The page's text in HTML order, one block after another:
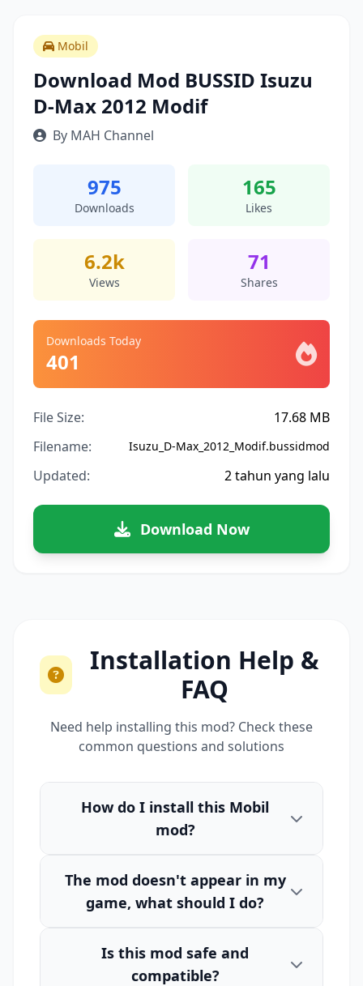
Mobil
Download Mod BUSSID Isuzu
D-Max 2012 Modif
By MAH Channel
975
Downloads
165
Likes
6.2k
Views
71
Shares
Downloads Today
401
File Size:
17.68 MB
Filename:
Isuzu_D-Max_2012_Modif.bussidmod
Updated: 2 tahun yang lalu
Download Now
Installation Help &
FAQ
Need help installing this mod? Check these
common questions and solutions
How do I install this Mobil
mod?
The mod doesn't appear in my
game, what should I do?
Is this mod safe and
compatible?